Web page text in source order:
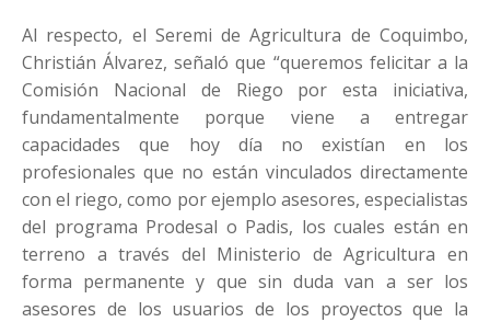
Al respecto, el Seremi de Agricultura de Coquimbo,
Christián Álvarez, señaló que “queremos felicitar a la
Comisión Nacional de Riego por esta iniciativa,
fundamentalmente porque viene a entregar
capacidades que hoy día no existían en los
profesionales que no están vinculados directamente
con el riego, como por ejemplo asesores, especialistas
del programa Prodesal o Padis, los cuales están en
terreno a través del Ministerio de Agricultura en
forma permanente y que sin duda van a ser los
asesores de los usuarios de los proyectos que la